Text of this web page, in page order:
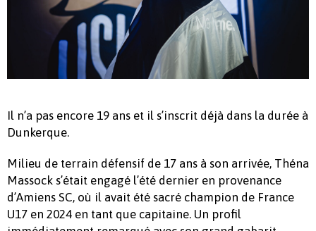
Il n’a pas encore 19 ans et il s’inscrit déjà dans la durée à
Dunkerque.
Milieu de terrain défensif de 17 ans à son arrivée, Théna
Massock s’était engagé l’été dernier en provenance
d’Amiens SC, où il avait été sacré champion de France
U17 en 2024 en tant que capitaine. Un profil